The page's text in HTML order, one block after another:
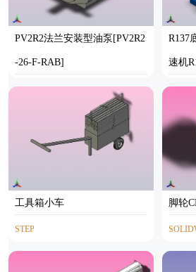
PV2R2法兰安装型油泵[PV2R2
-26-F-RAB]
STEP
R137
速机
工具箱小车
STEP
脚轮